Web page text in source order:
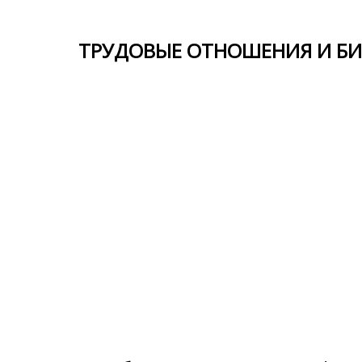
ТРУДОВЫЕ ОТНОШЕНИЯ И